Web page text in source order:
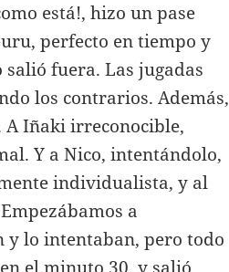
está!, hizo un pase
perfecto en tiempo y
fuera. Las jugadas
los contrarios. Además,
A Iñaki irreconocible,
Y a Nico, intentándolo,
individualista, y al
a
y lo intentaban, pero todo